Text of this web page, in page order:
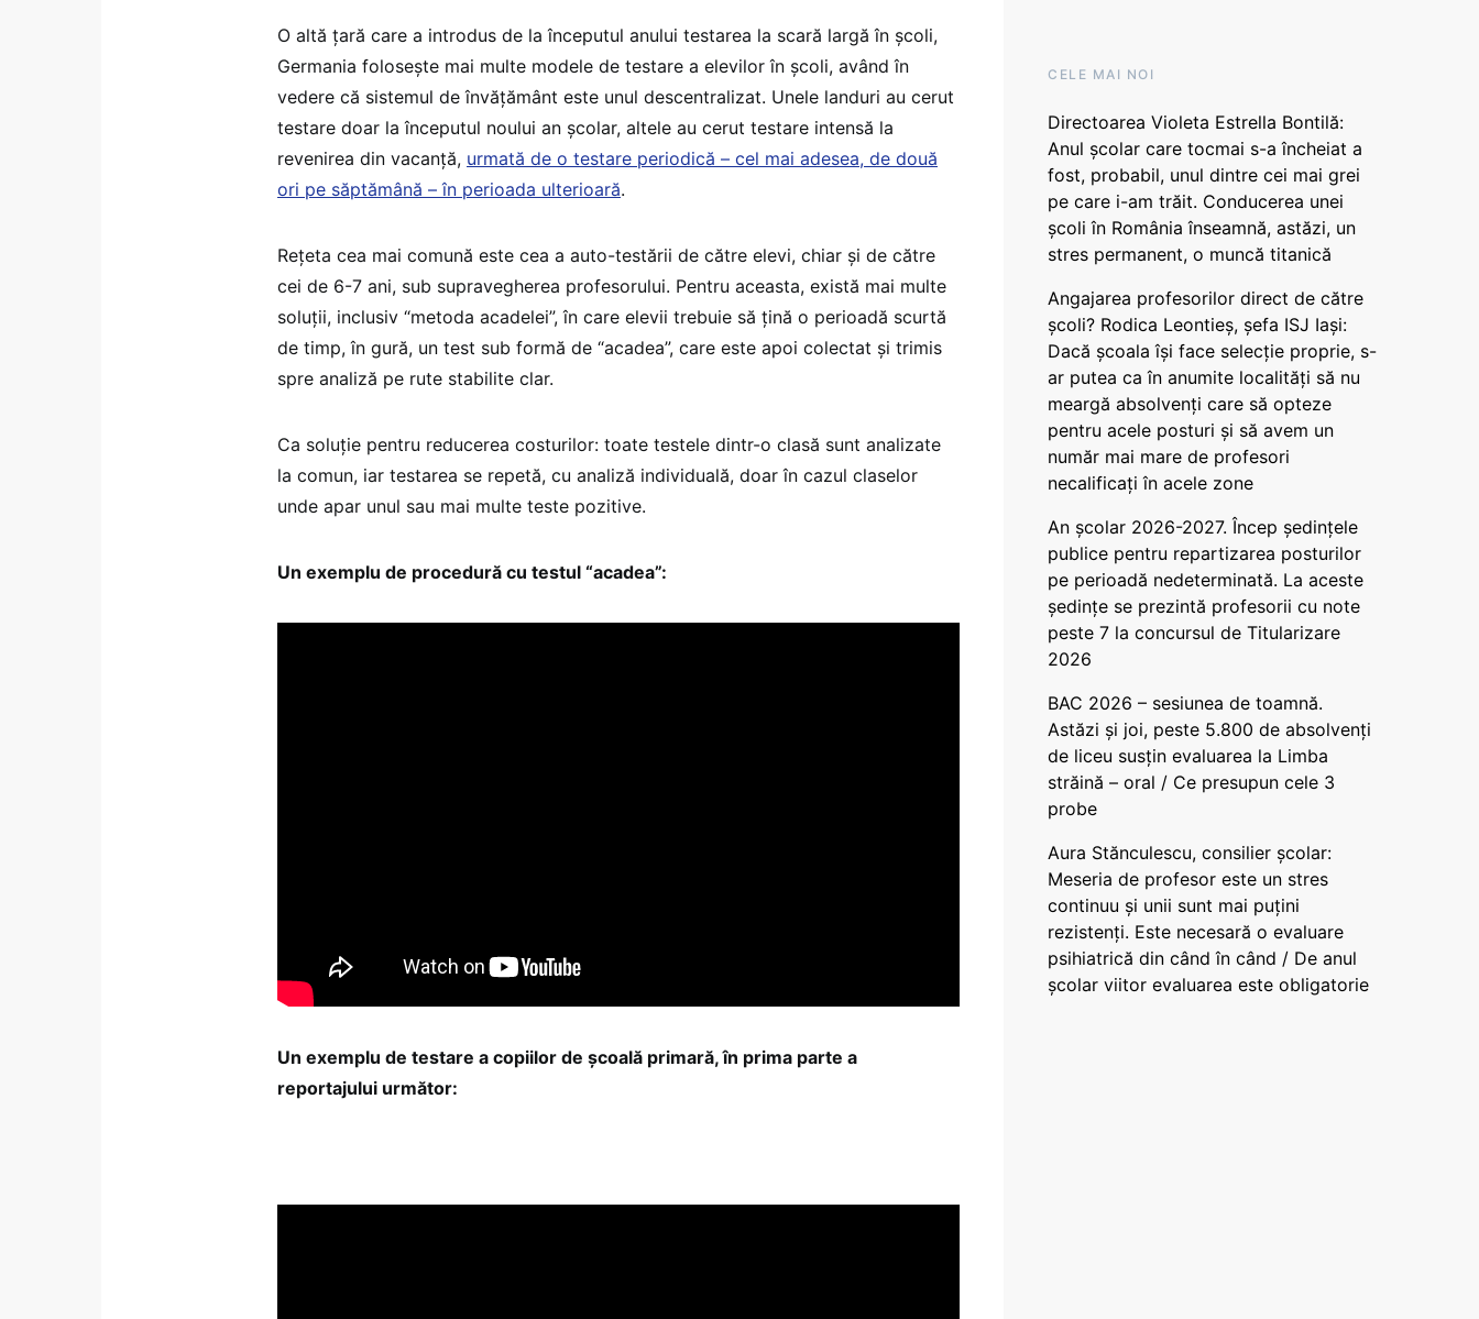
O altă țară care a introdus de la începutul anului testarea la scară largă în școli,
Germania folosește mai multe modele de testare a elevilor în școli, având în
vedere că sistemul de învățământ este unul descentralizat. Unele landuri au cerut
testare doar la începutul noului an școlar, altele au cerut testare intensă la
revenirea din vacanță, urmată de o testare periodică – cel mai adesea, de două
ori pe săptămână – în perioada ulterioară.
Rețeta cea mai comună este cea a auto-testării de către elevi, chiar și de către
cei de 6-7 ani, sub supravegherea profesorului. Pentru aceasta, există mai multe
soluții, inclusiv “metoda acadelei”, în care elevii trebuie să țină o perioadă scurtă
de timp, în gură, un test sub formă de “acadea”, care este apoi colectat și trimis
spre analiză pe rute stabilite clar.
Ca soluție pentru reducerea costurilor: toate testele dintr-o clasă sunt analizate
la comun, iar testarea se repetă, cu analiză individuală, doar în cazul claselor
unde apar unul sau mai multe teste pozitive.
Un exemplu de procedură cu testul “acadea”:
Un exemplu de testare a copiilor de școală primară, în prima parte a
reportajului următor:
CELE MAI NOI
Directoarea Violeta Estrella Bontilă:
Anul școlar care tocmai s-a încheiat a
fost, probabil, unul dintre cei mai grei
pe care i-am trăit. Conducerea unei
școli în România înseamnă, astăzi, un
stres permanent, o muncă titanică
Angajarea profesorilor direct de către
școli? Rodica Leontieș, șefa ISJ Iași:
Dacă școala își face selecție proprie, s-
ar putea ca în anumite localități să nu
meargă absolvenți care să opteze
pentru acele posturi și să avem un
număr mai mare de profesori
necalificați în acele zone
An școlar 2026-2027. Încep ședințele
publice pentru repartizarea posturilor
pe perioadă nedeterminată. La aceste
ședințe se prezintă profesorii cu note
peste 7 la concursul de Titularizare
2026
BAC 2026 – sesiunea de toamnă.
Astăzi și joi, peste 5.800 de absolvenți
de liceu susțin evaluarea la Limba
străină – oral / Ce presupun cele 3
probe
Aura Stănculescu, consilier școlar:
Meseria de profesor este un stres
continuu și unii sunt mai puțini
rezistenți. Este necesară o evaluare
psihiatrică din când în când / De anul
școlar viitor evaluarea este obligatorie